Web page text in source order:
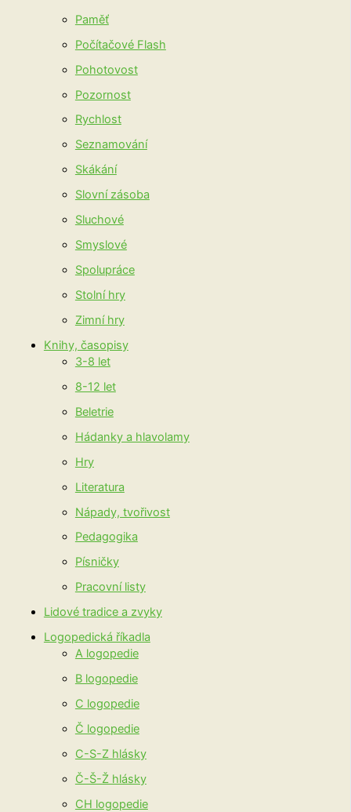
Paměť
Počítačové Flash
Pohotovost
Pozornost
Rychlost
Seznamování
Skákání
Slovní zásoba
Sluchové
Smyslové
Spolupráce
Stolní hry
Zimní hry
Knihy, časopisy
3-8 let
8-12 let
Beletrie
Hádanky a hlavolamy
Hry
Literatura
Nápady, tvořivost
Pedagogika
Písničky
Pracovní listy
Lidové tradice a zvyky
Logopedická říkadla
A logopedie
B logopedie
C logopedie
Č logopedie
C-S-Z hlásky
Č-Š-Ž hlásky
CH logopedie